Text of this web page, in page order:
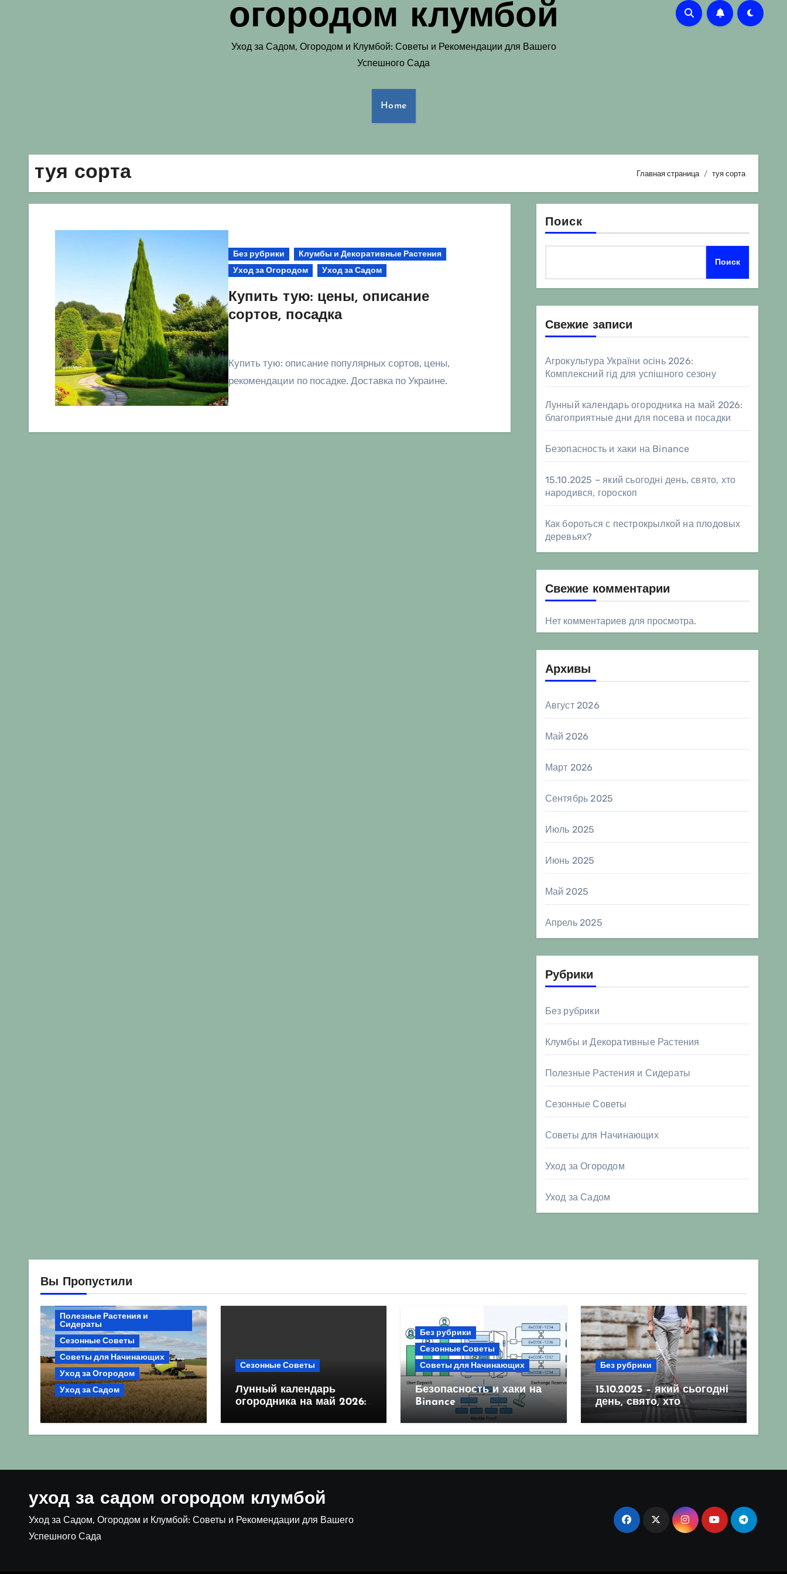
огородом клумбой
Уход за Садом, Огородом и Клумбой: Советы и Рекомендации для Вашего
Успешного Сада
Home
туя сорта Главная страница туя сорта
Без рубрики
Клумбы и Декоративные Растения
Уход за Огородом
Уход за Садом
Купить тую: цены, описание
сортов, посадка
Купить тую: описание популярных сортов, цены,
рекомендации по посадке. Доставка по Украине.
Поиск
Поиск
Свежие записи
Агрокультура України осінь 2026:
Комплексний гід для успішного сезону
Лунный календарь огородника на май 2026:
благоприятные дни для посева и посадки
Безопасность и хаки на Binance
15.10.2025 – який сьогодні день, свято, хто
народився, гороскоп
Как бороться с пестрокрылкой на плодовых
деревьях?
Свежие комментарии
Нет комментариев для просмотра.
Архивы
Август 2026
Май 2026
Март 2026
Сентябрь 2025
Июль 2025
Июнь 2025
Май 2025
Апрель 2025
Рубрики
Без рубрики
Клумбы и Декоративные Растения
Полезные Растения и Сидераты
Сезонные Советы
Советы для Начинающих
Уход за Огородом
Уход за Садом
Вы Пропустили
Полезные Растения и
Сидераты
Сезонные Советы
Советы для Начинающих
Уход за Огородом
Уход за Садом
Агрокультура України
осінь 2026: Комплексний
Сезонные Советы
Лунный календарь
огородника на май 2026:
посева и посадки
Без рубрики
Сезонные Советы
Советы для Начинающих
Безопасность и хаки на
Binance
Без рубрики
15.10.2025 – який сьогодні
день, свято, хто
народився, гороскоп
уход за садом огородом клумбой
Уход за Садом, Огородом и Клумбой: Советы и Рекомендации для Вашего
Успешного Сада